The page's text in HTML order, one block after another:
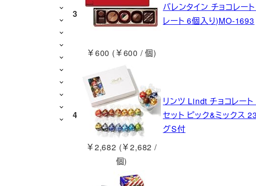
3
￥600 (￥600 / 個)
バレンタイン チョコレー
レート 6個入り)MO-1693
4
￥2,682 (￥2,682 /
個)
リンツ Lindt チョコレー
セット ピック&ミックス
グS付